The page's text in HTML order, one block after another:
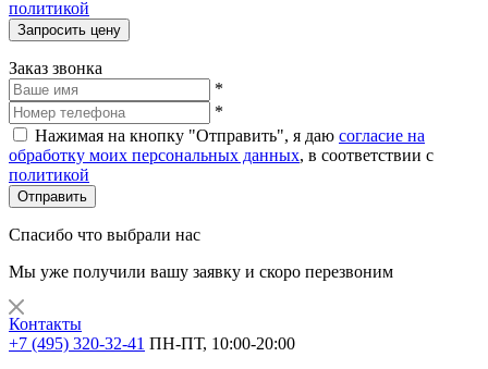
политикой
Запросить цену
Заказ звонка
*
*
Нажимая на кнопку "Отправить", я даю согласие на
обработку моих персональных данных, в соответствии с
политикой
Отправить
Спасибо что выбрали нас
Мы уже получили вашу заявку и скоро перезвоним
Контакты
+7 (495) 320-32-41 ПН-ПТ, 10:00-20:00